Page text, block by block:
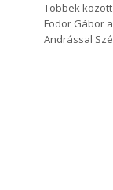
Többek
Fodor Gábor
Andrással